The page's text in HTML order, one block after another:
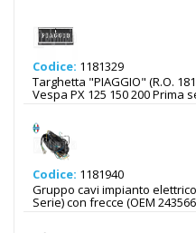
Codice: 1181329
Targhetta "PIAGGIO" (R.O.
Vespa PX 125 150 200 Prima
Codice: 1181940
Gruppo cavi impianto elettrico
Serie) con frecce (OEM